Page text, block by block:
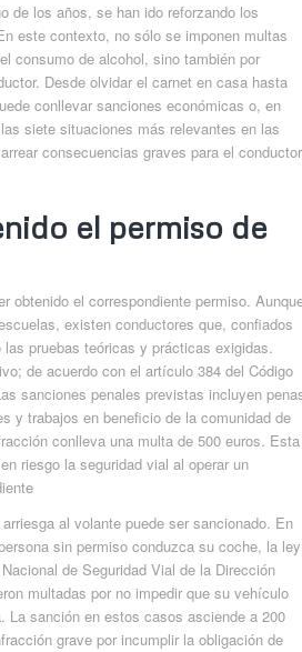
de los años, se han ido reforzando los
este contexto, no sólo se imponen multas
consumo de alcohol, sino también por
Desde olvidar el carnet en casa hasta
conllevar sanciones económicas o, en
siete situaciones más relevantes en las
consecuencias graves para el
el permiso de
obtenido el correspondiente permiso.
existen conductores que, confiados
pruebas teóricas y prácticas exigidas.
de acuerdo con el artículo 384 del Código
sanciones penales previstas incluyen
y trabajos en beneficio de la comunidad de
conlleva una multa de 500 euros. Esta
riesgo la seguridad vial al operar un
al volante puede ser sancionado. En
sin permiso conduzca su coche, la ley
de Seguridad Vial de la Dirección
multadas por no impedir que su vehículo
La sanción en estos casos asciende a 200
grave por incumplir la obligación de